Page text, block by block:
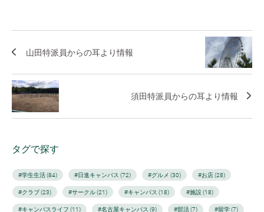
山田特派員からの耳より情報
須田特派員からの耳より情報
タグで探す
#学生生活 (84) #日進キャンパス (72) #グルメ (30) #お店 (28)
#クラブ (23) #サークル (21) #キャンパス (18) #施設 (18)
#キャンパスライフ (11) #名古屋キャンパス (9) #部活 (7) #留学 (7)